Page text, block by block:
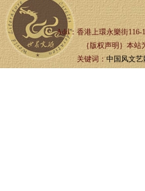
Add：香港上環永樂街
｛版权声明｝本站为中国
关键词：中国风文艺